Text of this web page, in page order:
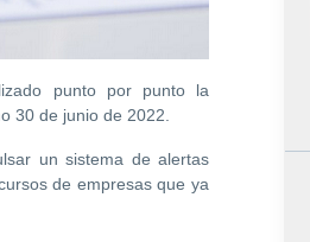
punto por punto la
30 de junio de 2022.
un sistema de alertas
de empresas que ya